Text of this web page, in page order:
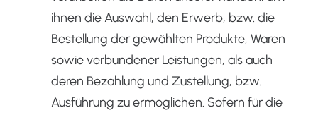
ihnen die Auswahl, den Erwerb, bzw. die
Bestellung der gewählten Produkte, Waren
sowie verbundener Leistungen, als auch
deren Bezahlung und Zustellung, bzw.
Ausführung zu ermöglichen. Sofern für die